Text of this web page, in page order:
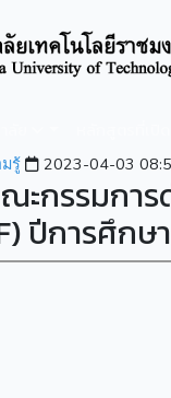
รู้ 2023-04-03
กรรมการ
ปีการศึกษ